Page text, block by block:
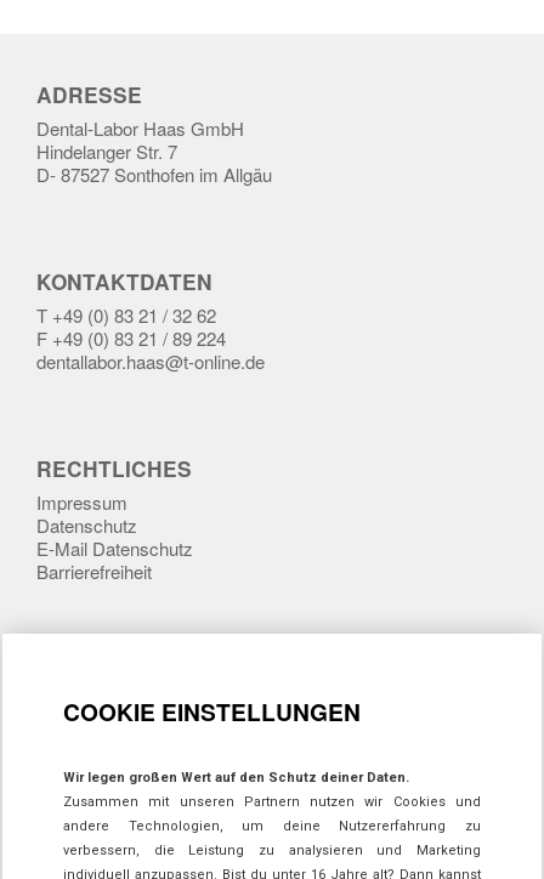
ADRESSE
Dental-Labor Haas GmbH
Hindelanger Str. 7
D- 87527 Sonthofen im Allgäu
KONTAKTDATEN
T +49 (0) 83 21 / 32 62
F +49 (0) 83 21 / 89 224
dentallabor.haas@t-online.de
RECHTLICHES
Impressum
Datenschutz
E-Mail Datenschutz
Barrierefreiheit
Startseite
JOBS
COOKIE EINSTELLUNGEN
Wir legen großen Wert auf den Schutz deiner Daten.
Zusammen mit unseren Partnern nutzen wir Cookies und
andere Technologien, um deine Nutzererfahrung zu
verbessern, die Leistung zu analysieren und Marketing
individuell anzupassen. Bist du unter 16 Jahre alt? Dann kannst